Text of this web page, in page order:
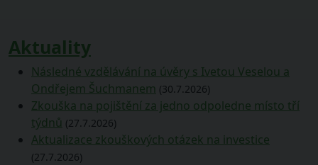
Aktuality
Následné vzdělávání na úvěry s Ivetou Veselou a
Ondřejem Šuchmanem (30.7.2026)
Zkouška na pojištění za jedno odpoledne místo tří
týdnů (27.7.2026)
Aktualizace zkouškových otázek na investice
(27.7.2026)